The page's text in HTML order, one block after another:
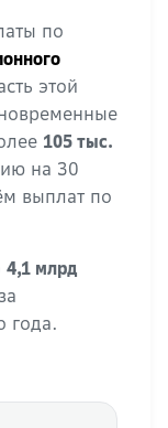
по
этой
105 тыс.
на 30
выплат по
4,1 млрд
за
года.